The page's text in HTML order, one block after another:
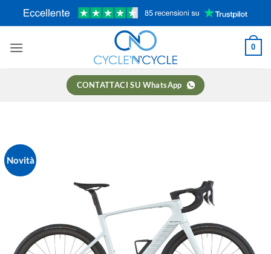
0
CONTATTACI SU WhatsApp
Novità